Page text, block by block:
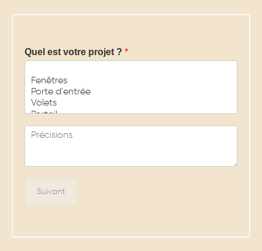
Quel est votre projet ? *
s
Suivant